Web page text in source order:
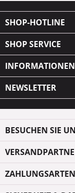
SHOP-HOTLINE
SHOP SERVICE
INFORMATIONEN
NEWSLETTER
BESUCHEN SIE
ZAHLUNGSARTEN